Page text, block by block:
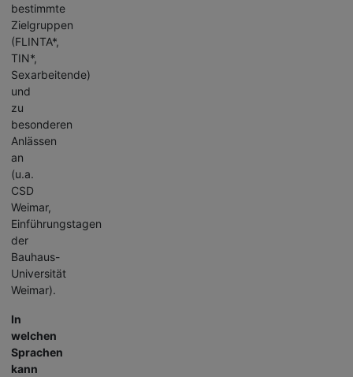
bestimmte
Zielgruppen
(FLINTA*,
TIN*,
Sexarbeitende)
und
zu
besonderen
Anlässen
an
(u.a.
CSD
Weimar,
Einführungstagen
der
Bauhaus-
Universität
Weimar).
In
welchen
Sprachen
kann